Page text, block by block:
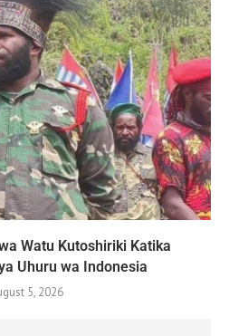
Watu Kutoshiriki Katika
Uhuru wa Indonesia
5, 2026